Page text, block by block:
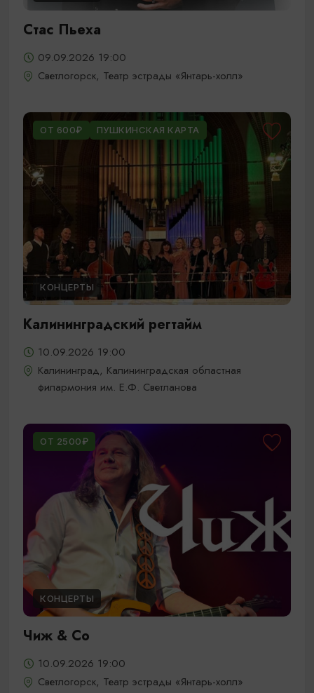
Стас Пьеха
09.09.2026 19:00
Светлогорск, Театр эстрады «Янтарь-холл»
ОТ 600₽ ПУШКИНСКАЯ КАРТА
КОНЦЕРТЫ
Калининградский регтайм
10.09.2026 19:00
Калининград, Калининградская областная
филармония им. Е.Ф. Светланова
ОТ 2500₽
КОНЦЕРТЫ
Чиж & Cо
10.09.2026 19:00
Светлогорск, Театр эстрады «Янтарь-холл»